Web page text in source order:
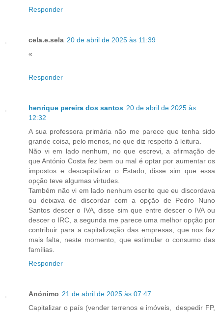
Responder
cela.e.sela 20 de abril de 2025 às 11:39
«
Responder
henrique pereira dos santos 20 de abril de 2025 às
12:32
A sua professora primária não me parece que tenha sido
grande coisa, pelo menos, no que diz respeito à leitura.
Não vi em lado nenhum, no que escrevi, a afirmação de
que António Costa fez bem ou mal é optar por aumentar os
impostos e descapitalizar o Estado, disse sim que essa
opção teve algumas virtudes.
Também não vi em lado nenhum escrito que eu discordava
ou deixava de discordar com a opção de Pedro Nuno
Santos descer o IVA, disse sim que entre descer o IVA ou
descer o IRC, a segunda me parece uma melhor opção por
contribuir para a capitalização das empresas, que nos faz
mais falta, neste momento, que estimular o consumo das
famílias.
Responder
Anónimo 21 de abril de 2025 às 07:47
Capitalizar o país (vender terrenos e imóveis, despedir FP,